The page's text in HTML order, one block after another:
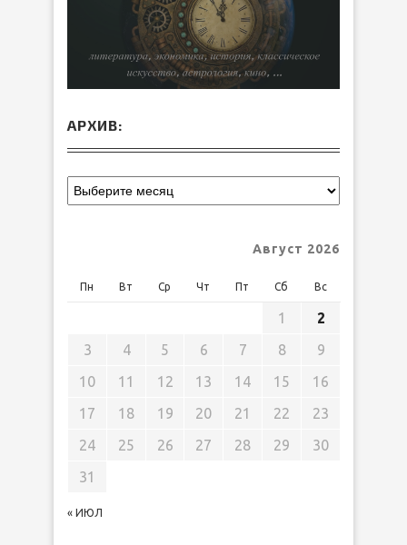
АРХИВ:
Август 2026
Пн Вт Ср Чт Пт Сб Вс
« ИЮЛ
1
2
3
4 5 6 7 8
9
10
11 12 13 14 15
16
17
18 19 20 21 22
23
24
25 26 27 28 29
30
31